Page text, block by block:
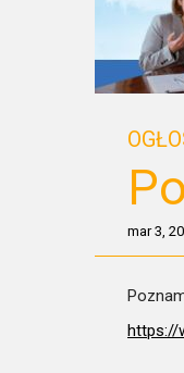
mar 3,
https://